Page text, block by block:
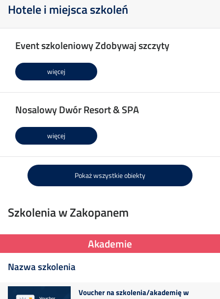
Hotele i miejsca szkoleń
Event szkoleniowy Zdobywaj szczyty
więcej
Nosalowy Dwór Resort & SPA
więcej
Pokaż wszystkie obiekty
Szkolenia w Zakopanem
Akademie
Nazwa szkolenia
Voucher na szkolenia/akademię w